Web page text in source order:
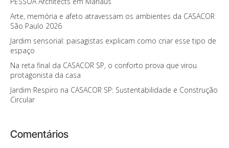
Arte, memória e afeto atravessam os ambientes da CASACOR
São Paulo 2026
Jardim sensorial: paisagistas explicam como criar esse tipo de
espaço
Na reta final da CASACOR SP, o conforto prova que virou
protagonista da casa
Jardim Respiro na CASACOR SP: Sustentabilidade e Construção
Circular
Comentários